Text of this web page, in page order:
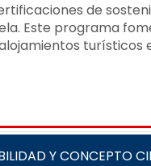
de
Este programa
turísticos
Y CONCEPTO